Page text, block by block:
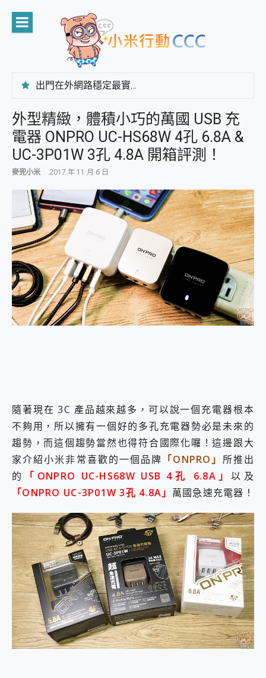
content
出門在外網路穩定最實在 「台灣大哥大」榮獲 4G/5G 在線率全球 NO.3 全台第一與全台六冠王實測心得，走到哪順到哪！
CP 值天花板~ Bongcom BS5 足球君開箱~ 短焦投影機 3千元就能擁有！ 折扣碼在這～
專為 PC上的 XBOX和掌機設計的 FireCuda X1070 SSD 固態硬碟開箱 評測
台灣製攝影機在這裡，100%全無線設計 SpotCam Solo Eco 太陽能防水雲端攝影機 SpotCam Solo 3 2.5K高畫質戶外攝影機 開箱 評測
電力超超超持久 MSI 微星 Prestige 14 AI+ D3MG-031TW 14吋 開箱評價，AI輕薄商務筆電 Copilot+ PC
超懂拍、耐用 AI 街拍機~ realme 16 Pro 開箱評價~ 2 億畫素 LumaColor 影像、持久續航與 IP69K 高防護
AI 支付 一錶搞定大小事 Xiaomi Watch 5 開箱 評測
超驚艷 讓人一眼就愛上 LENOVO 聯想 Yoga Book 9 14吋 AI輕薄筆電 開箱 評測
美到讓人超想擁有 moto pad 60 系列 與 Moto | Swarovski razr 60 冰藍限定版本 開箱 評測
好用的 EaseUS Partition Master 讓您輕鬆的移除與格式化有防寫保護的隨身碟或SD卡
小朋友才做選擇 投影機 RGB藍牙音響 氛圍情境燈 我通通都要！ Starfish 2 幻彩膠囊投影機｜結合「 智慧投影 & 煥彩流動 」的沈浸式生活新體驗
開箱~變身「蜘蛛人」椅子軍師！MSI MPG 491CQP QD-OLED 超寬曲面電競螢幕，多工辦公、爽度滿滿的終極桌面體驗
iPhone 17 系列 有認證的防護來囉！ imos 首家導入 UL MCV 行銷宣告驗證的手機配件品牌
DJI Osmo Pocket 3 爽爽帶回家 歡慶 EaseUS 21 週年到來，「Slogan 海報徵稿活動」好康大放送
小巧好吸不擋鏡頭 有Qi2認證的 ONPRO MagReact MXs2 5000mAh薄型磁吸無線急速行動電源 開箱 評測
飛利浦 JS7310 ⚡【電急便｜行動儲能救車電源】 可靠的旅行夥伴！帶給您優異的安全性與強大供電效能
是螢幕也是電視! 一機超多用途「MSI微星 Modern MD272UPSW 27型」 4K IPS 輕薄商用智慧聯網螢幕 開箱 評測
您的專屬AI 助手 Yoga Slim 7 Aura Edition 觸控AI筆電 開箱 評測
realme 14 Pro 超硬軍規、冰感變色實測，realme 14 5G 遊戲戰鬥值爆表，效能x娛樂全都要！
iPhone、Apple Watch、AirPods耳機 三個設備充電一起搞定 ONPRO MagReact™ M3 3 in 1可攜摺疊無線充電器 開箱 評測
動靜皆宜「HUAWEI FreeArc」開放式耳掛耳機，無感配戴! 超穩超服貼，音質、通話也很優質
給 MSI Claw 系列電競掌機 最完美的家 MSI Nest Docking Station 掌機專屬擴充底座 開箱 評測
B&O 精品級音響! Home+ 中嘉寬頻 SoundBox 劇院串流盒 開箱 評測
2億 APO蔡司長焦神機降臨~ vivo X200 Pro、vivo X200 就是這麼好拍
EaseUS Vocal Remover 免費線上去聲器一鍵去除人聲 人聲 音樂分離 2024 消除人聲推薦
3 個超值 MHN 飛人工具分享~~ iToolab AnyGo 魔物獵人 Now飛人 ios教學 不出門也可以到處走
Locawhere AnyTo 寶可夢飛人 AnyTo 不出門也可以飛遍全世界
小體積 40000mAh 超大容量 一次充5個設備 充好充滿 CUKTECH 酷態科 300W 微型充電站 開箱 評測
97.3% 恢復率，資料救援就是這麼簡單 EaseUS Data Recovery Wizard Free 18.0.0 業界最好的資料救援軟體
磁碟系統大風吹 有了 磁碟管理程式 EaseUS Partition Master 就是這麼簡單
全新 SONY Xperia 1 VI 開箱! 相機實測! 長焦覆蓋更遠更清晰、2日長續航、頂尖影音娛樂效能~
Xiaomi 14 Ultra 開箱 評測~ 有深度的 Leica 影像旗艦手機! 加碼小旗艦 Xiaomi 14 開箱 評測
外型精緻，體積小巧的萬國 USB 充
電器 ONPRO UC-HS68W 4孔 6.8A &
UC-3P01W 3孔 4.8A 開箱評測！
麥兜小米 2017 年 11 月 6 日
隨著現在 3C 產品越來越多，可以說一個充電器根本
不夠用，所以擁有一個好的多孔充電器勢必是未來的
趨勢，而這個趨勢當然也得符合國際化囉！這邊跟大
家介紹小米非常喜歡的一個品牌 「ONPRO」 所推出
的
「ONPRO UC-HS68W USB 4孔 6.8A」以及
「ONPRO UC-3P01W 3孔 4.8A」 萬國急速充電器！